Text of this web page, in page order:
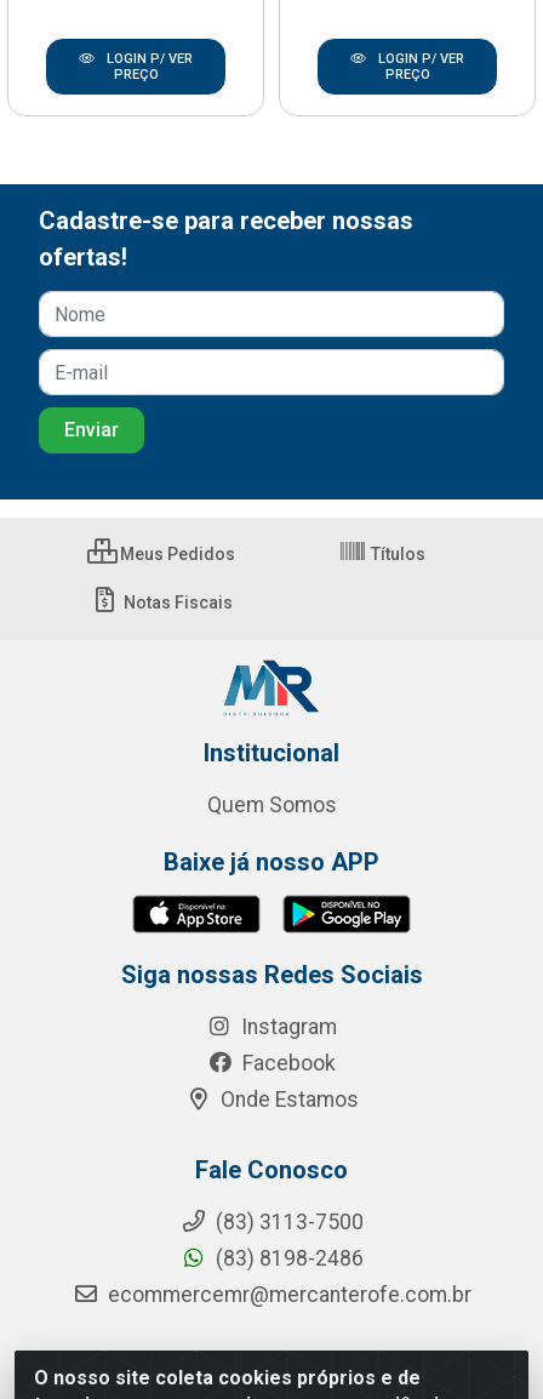
LOGIN P/ VER
PREÇO
LOGIN P/ VER
PREÇO
O nosso site coleta cookies próprios e de
Cadastre-se para receber nossas
ofertas!
Meus Pedidos Títulos
Notas Fiscais
Institucional
Quem Somos
Baixe já nosso APP
Siga nossas Redes Sociais
Instagram
Facebook
Onde Estamos
Fale Conosco
(83) 3113-7500
(83) 8198-2486
ecommercemr@mercanterofe.com.br
MR Distribuidora - Rua Hortêncio Ribeiro de Luna, 3777 -